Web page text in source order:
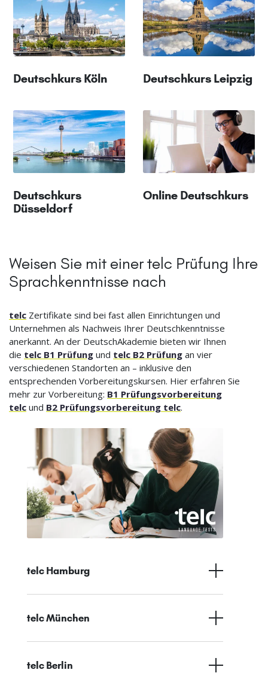
Deutschkurs Köln Deutschkurs Leipzig
Deutschkurs
Düsseldorf
Online Deutschkurs
Weisen Sie mit einer telc Prüfung Ihre
Sprachkenntnisse nach
telc Zertifikate sind bei fast allen Einrichtungen und
Unternehmen als Nachweis Ihrer Deutschkenntnisse
anerkannt. An der DeutschAkademie bieten wir Ihnen
die telc B1 Prüfung und telc B2 Prüfung an vier
verschiedenen Standorten an – inklusive den
entsprechenden Vorbereitungskursen. Hier erfahren Sie
mehr zur Vorbereitung: B1 Prüfungsvorbereitung
telc und B2 Prüfungsvorbereitung telc.
telc Hamburg
telc München
telc Berlin